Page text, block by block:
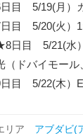
目 5/19(月）
目 5/20(火）
日目 5/21(水）
（ドバイモール
目 5/22(木）
リア アブダビ(